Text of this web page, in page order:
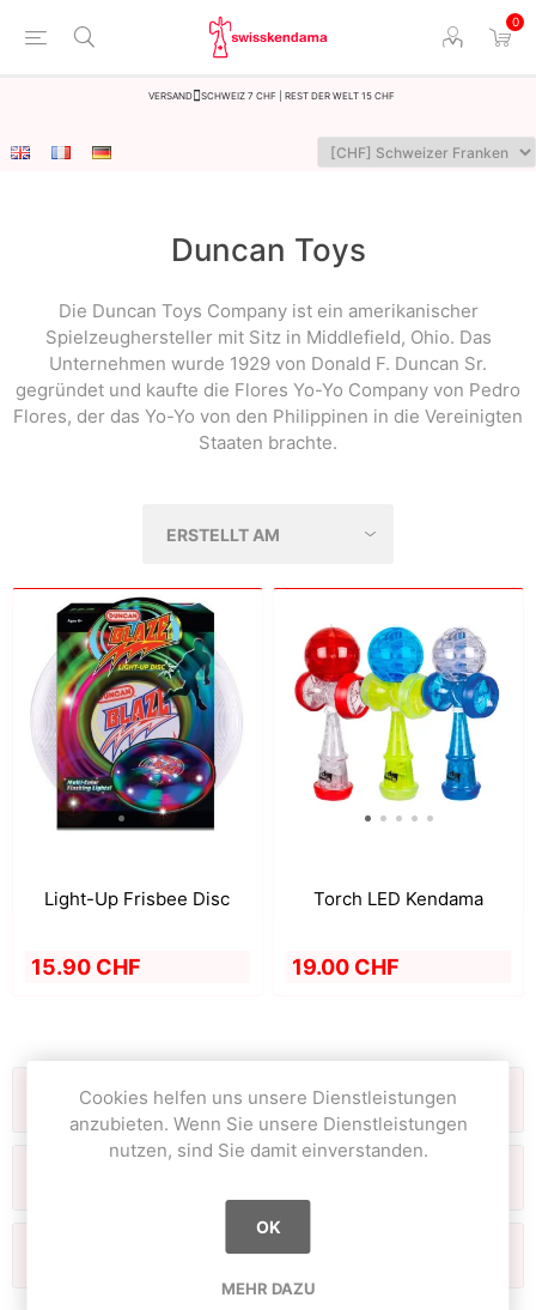
0
Versand Schweiz 7 CHF | Rest der Welt 15 CHF
Duncan Toys
Die Duncan Toys Company ist ein amerikanischer
Spielzeughersteller mit Sitz in Middlefield, Ohio. Das
Unternehmen wurde 1929 von Donald F. Duncan Sr.
gegründet und kaufte die Flores Yo-Yo Company von Pedro
Flores, der das Yo-Yo von den Philippinen in die Vereinigten
Staaten brachte.
Light-Up Frisbee Disc
15.90 CHF
Torch LED Kendama
19.00 CHF
Kategorien
Beliebte Begriffe
Cookies helfen uns unsere Dienstleistungen
anzubieten. Wenn Sie unsere Dienstleistungen
nutzen, sind Sie damit einverstanden.
OK
MEHR DAZU